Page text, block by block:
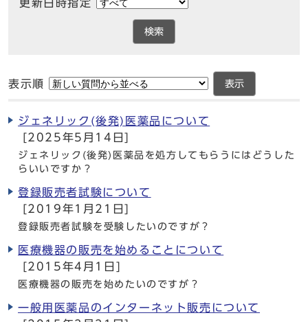
更新日時指定
検索
表示順 表示
ジェネリック(後発)医薬品について
[2025年5月14日]
ジェネリック(後発)医薬品を処方してもらうにはどうした
らいいですか？
登録販売者試験について
[2019年1月21日]
登録販売者試験を受験したいのですが？
医療機器の販売を始めることについて
[2015年4月1日]
医療機器の販売を始めたいのですが？
一般用医薬品のインターネット販売について